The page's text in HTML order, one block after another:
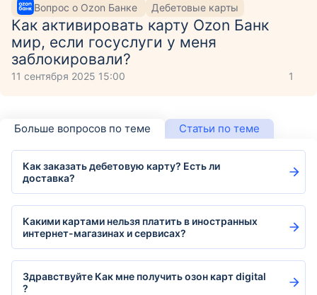
Вопрос о Ozon Банке Дебетовые карты
Как активировать карту Ozon Банк
мир, если госуслуги у меня
заблокировали?
11 сентября 2025 15:00 1
Больше вопросов по теме Статьи по теме
Как заказать дебетовую карту? Есть ли
доставка?
Какими картами нельзя платить в иностранных
интернет-магазинах и сервисах?
Здравствуйте Как мне получить озон карт digital
?